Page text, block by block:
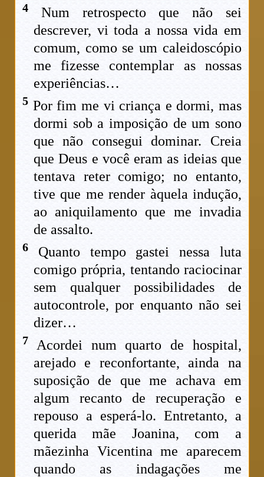
4 Num retrospecto que não sei
descrever, vi toda a nossa vida em
comum, como se um caleidoscópio
me fizesse contemplar as nossas
experiências…
5 Por fim me vi criança e dormi, mas
dormi sob a imposição de um sono
que não consegui dominar. Creia
que Deus e você eram as ideias que
tentava reter comigo; no entanto,
tive que me render àquela indução,
ao aniquilamento que me invadia
de assalto.
6 Quanto tempo gastei nessa luta
comigo própria, tentando raciocinar
sem qualquer possibilidades de
autocontrole, por enquanto não sei
dizer…
7 Acordei num quarto de hospital,
arejado e reconfortante, ainda na
suposição de que me achava em
algum recanto de recuperação e
repouso a esperá-lo. Entretanto, a
querida mãe Joanina, com a
mãezinha Vicentina me aparecem
quando as indagações me